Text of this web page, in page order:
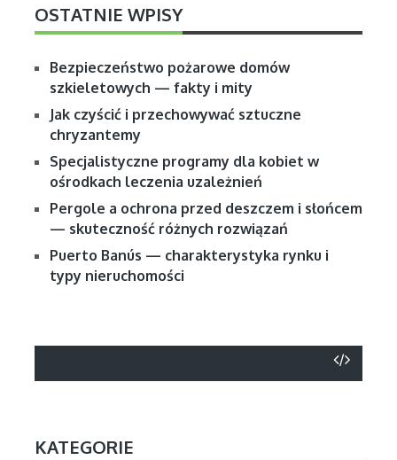
OSTATNIE WPISY
Bezpieczeństwo pożarowe domów
szkieletowych — fakty i mity
Jak czyścić i przechowywać sztuczne
chryzantemy
Specjalistyczne programy dla kobiet w
ośrodkach leczenia uzależnień
Pergole a ochrona przed deszczem i słońcem
— skuteczność różnych rozwiązań
Puerto Banús — charakterystyka rynku i
typy nieruchomości
KATEGORIE